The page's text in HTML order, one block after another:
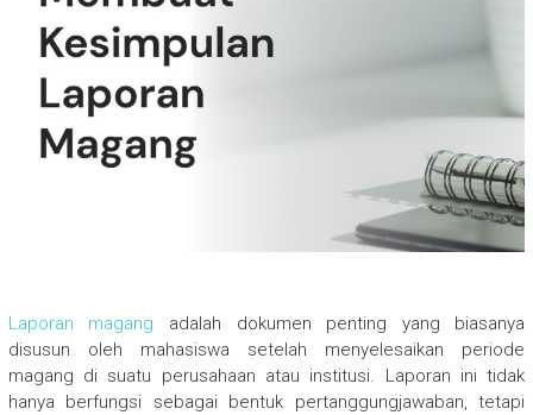
Laporan magang adalah dokumen penting yang biasanya
disusun oleh mahasiswa setelah menyelesaikan periode
magang di suatu perusahaan atau institusi. Laporan ini tidak
hanya berfungsi sebagai bentuk pertanggungjawaban, tetapi